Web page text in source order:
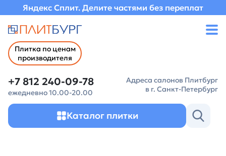
Яндекс Сплит. Делите частями без переплат
Плитка по ценам
производителя
+7 812 240-09-78
ежедневно 10.00-20.00
Адреса салонов Плитбург
в г. Санкт-Петербург
Каталог плитки